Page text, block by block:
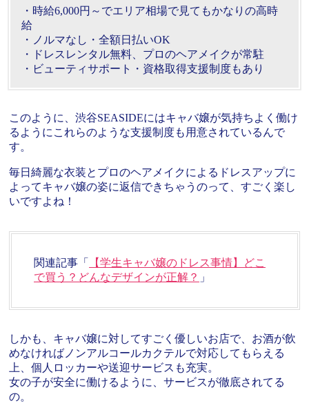
・時給6,000円～でエリア相場で見てもかなりの高時
給
・ノルマなし・全額日払いOK
・ドレスレンタル無料、プロのヘアメイクが常駐
・ビューティサポート・資格取得支援制度もあり
このように、渋谷SEASIDEにはキャバ嬢が気持ちよく働け
るようにこれらのような支援制度も用意されているんで
す。
毎日綺麗な衣装とプロのヘアメイクによるドレスアップに
よってキャバ嬢の姿に返信できちゃうのって、すごく楽し
いですよね！
関連記事「
【学生キャバ嬢のドレス事情】どこ
で買う？どんなデザインが正解？ 」
しかも、キャバ嬢に対してすごく優しいお店で、お酒が飲
めなければノンアルコールカクテルで対応してもらえる
上、個人ロッカーや送迎サービスも充実。
女の子が安全に働けるように、サービスが徹底されてる
の。